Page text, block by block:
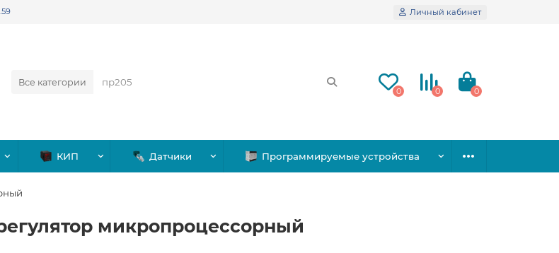
Личный кабинет
Все категории
0 0 0
КИП Датчики Программируемые устройства
микропроцессорный